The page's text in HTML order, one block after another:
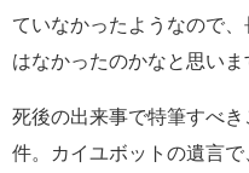
ていなかったようなので
はなかったのかなと思いま
死後の出来事で特筆すべ
件。カイユボットの遺言